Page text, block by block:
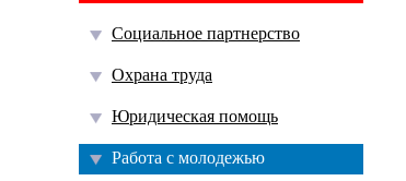
Социальное партнерство
Охрана труда
Юридическая помощь
Работа с молодежью